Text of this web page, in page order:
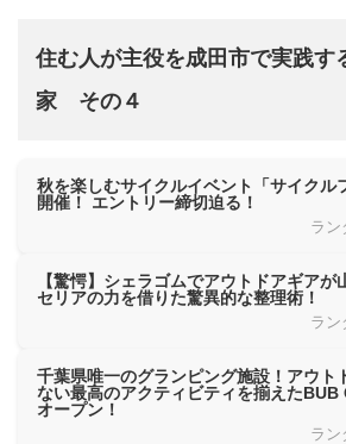
住む人が主役を成田市で実践す
家 その４
秋を楽しむサイクルイベント「サイクル
開催！ エントリー締切迫る！
ラン
【驚愕】シェラゴムでアウトドアギアが
セリアの力を借りた驚異的な整理術！
ラン
千葉県唯一のグランピング施設！アウト
ない最高のアクティビティを揃えたBUB
オープン！
ラン